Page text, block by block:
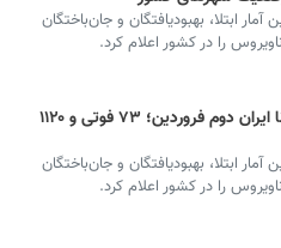
ابتلا، بهبودیافتگان و جان‌باختگان
را در کشور اعلام کرد.
آمار کرونا ایران دوم فروردین؛ ۷۳ فوتی و ۱۱۲۰
ابتلا، بهبودیافتگان و جان‌باختگان
را در کشور اعلام کرد.